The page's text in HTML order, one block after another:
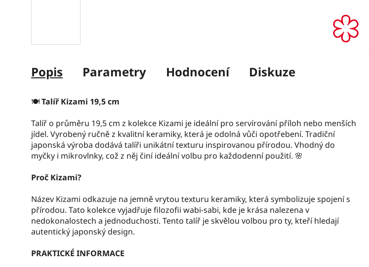
Popis Parametry Hodnocení Diskuze
🍽️Talíř Kizami 19,5 cm
Talíř o průměru 19,5 cm z kolekce Kizami je ideální pro servírování příloh nebo menších
jídel. Vyrobený ručně z kvalitní keramiky, která je odolná vůči opotřebení. Tradiční
japonská výroba dodává talíři unikátní texturu inspirovanou přírodou. Vhodný do
myčky i mikrovlnky, což z něj činí ideální volbu pro každodenní použití. 🌸
Proč Kizami?
Název Kizami odkazuje na jemně vrytou texturu keramiky, která symbolizuje spojení s
přírodou. Tato kolekce vyjadřuje filozofii wabi-sabi, kde je krása nalezena v
nedokonalostech a jednoduchosti. Tento talíř je skvělou volbou pro ty, kteří hledají
autentický japonský design.
PRAKTICKÉ INFORMACE